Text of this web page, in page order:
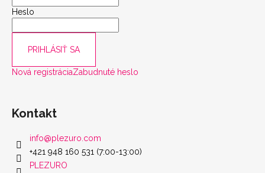
Heslo
PRIHLÁSIŤ SA
Nová registráciaZabudnuté heslo
Kontakt
info@plezuro.com
+421 948 160 531 (7:00-13:00)
PLEZURO